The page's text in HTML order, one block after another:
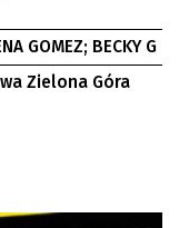
GOMEZ; BECKY G
Zielona Góra